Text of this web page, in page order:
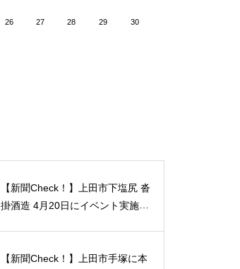
26 27 28 29 30
【新聞Check！】上田市下塩尻 沓
掛酒造 4月20日にイベント実施 5
【新聞Check！】上田市手塚に本